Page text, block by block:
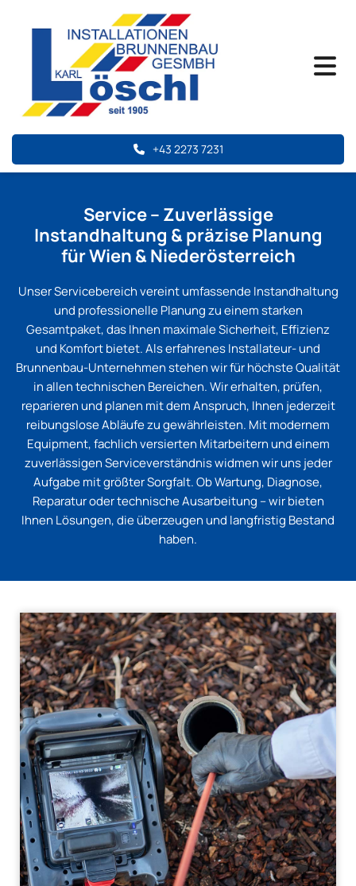
+43 2273 7231
Service – Zuverlässige
Instandhaltung & präzise Planung
für Wien & Niederösterreich
Unser Servicebereich vereint umfassende Instandhaltung
und professionelle Planung zu einem starken
Gesamtpaket, das Ihnen maximale Sicherheit, Effizienz
und Komfort bietet. Als erfahrenes Installateur- und
Brunnenbau-Unternehmen stehen wir für höchste Qualität
in allen technischen Bereichen. Wir erhalten, prüfen,
reparieren und planen mit dem Anspruch, Ihnen jederzeit
reibungslose Abläufe zu gewährleisten. Mit modernem
Equipment, fachlich versierten Mitarbeitern und einem
zuverlässigen Serviceverständnis widmen wir uns jeder
Aufgabe mit größter Sorgfalt. Ob Wartung, Diagnose,
Reparatur oder technische Ausarbeitung – wir bieten
Ihnen Lösungen, die überzeugen und langfristig Bestand
haben.